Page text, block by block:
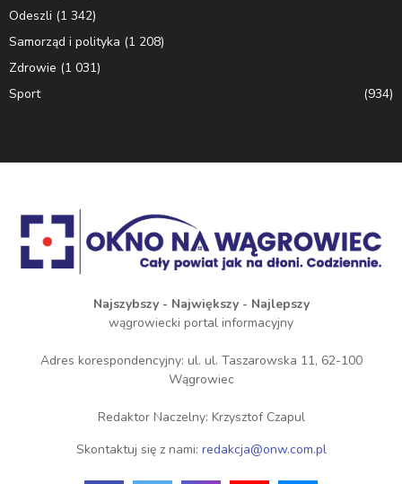
Odeszli (1 342)
Samorząd i polityka (1 208)
Zdrowie (1 031)
Sport
(934)
Najszybszy - Największy - Najlepszy
wągrowiecki portal informacyjny
Adres korespondencyjny: ul. ul. Taszarowska 11, 62-100
Wągrowiec
Redaktor Naczelny: Krzysztof Czapul
Skontaktuj się z nami: redakcja@onw.com.pl